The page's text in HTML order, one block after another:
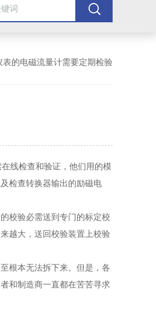
表的电磁流量计需要定期检验
线检查和验证，他们用的模
检查转换器输出的励磁电
校验必需送到专门的标定校
越大，送回校验装置上校验
根本无法拆下来。但是，各
和制造商一直都在苦苦寻求